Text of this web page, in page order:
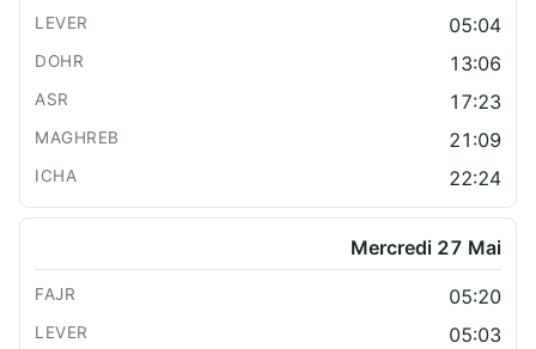
05:04
13:06
17:23
21:09
22:24
Mercredi 27 Mai
05:20
05:03